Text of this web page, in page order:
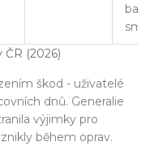
(2026)
škod - uživatelé
dnů. Generalie
výjimky pro
během oprav.